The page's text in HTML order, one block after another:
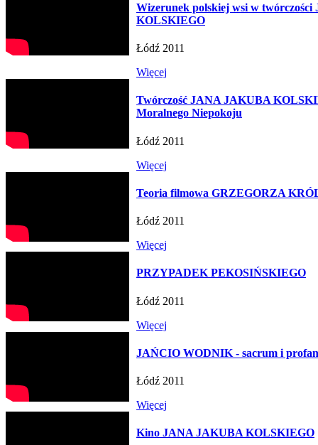
Wizerunek polskiej wsi w
KOLSKIEGO
Łódź 2011
Więcej
Twórczość JANA JAKUBA
Moralnego Niepokoju
Łódź 2011
Więcej
Teoria filmowa GRZEGORZA
Łódź 2011
Więcej
PRZYPADEK PEKOSIŃSKIEGO
Łódź 2011
Więcej
JAŃCIO WODNIK - sacrum i
Łódź 2011
Więcej
Kino JANA JAKUBA KOLSKIEGO